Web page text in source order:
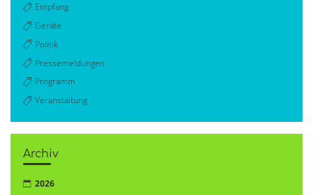
Empfang
Geräte
Politik
Pressemeldungen
Programm
Veranstaltung
Archiv
2026